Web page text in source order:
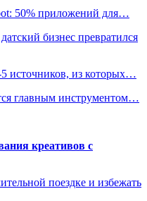
50% приложений для…
бизнес превратился
источников, из которых…
главным инструментом…
креативов с
поездке и избежать